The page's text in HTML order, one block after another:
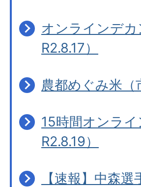
オンラインデ
R2.8.17）
農都めぐみ米（
15時間オンラ
R2.8.19）
【速報】中森